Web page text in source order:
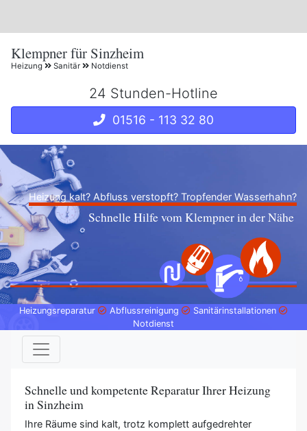
Klempner für Sinzheim
Heizung Sanitär Notdienst
24 Stunden-Hotline
01516 - 113 32 80
Heizung kalt? Abfluss verstopft? Tropfender Wasserhahn?
Schnelle Hilfe vom Klempner in der Nähe
Heizungsreparatur Abflussreinigung
Sanitärinstallationen
Notdienst
Schnelle und kompetente Reparatur Ihrer Heizung
in Sinzheim
Ihre Räume sind kalt, trotz komplett aufgedrehter